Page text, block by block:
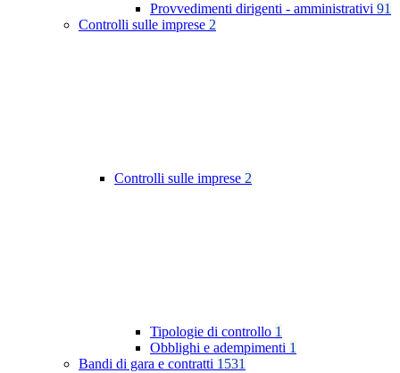
Provvedimenti dirigenti - amministrativi 91
Controlli sulle imprese 2
Controlli sulle imprese 2
Tipologie di controllo 1
Obblighi e adempimenti 1
Bandi di gara e contratti 1531